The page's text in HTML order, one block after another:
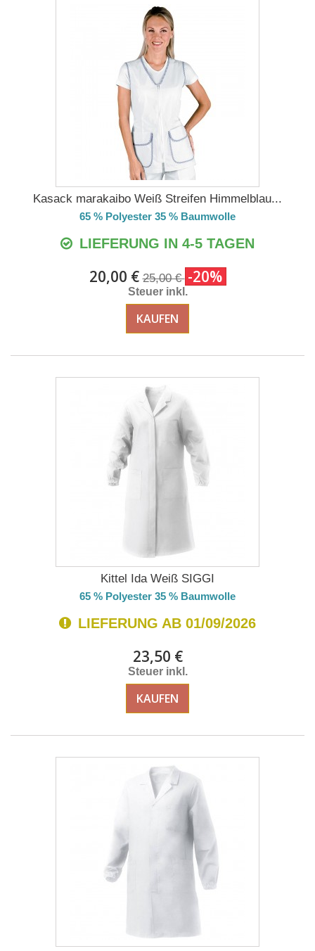
Kasack marakaibo Weiß Streifen Himmelblau...
65 % Polyester 35 % Baumwolle
LIEFERUNG IN 4-5 TAGEN
20,00 €25,00 € -20%
Steuer inkl.
KAUFEN
Kittel Ida Weiß SIGGI
65 % Polyester 35 % Baumwolle
LIEFERUNG AB 01/09/2026
23,50 €
Steuer inkl.
KAUFEN